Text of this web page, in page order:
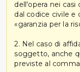
dell'opera nei
dal codice civile e
«garanzia per la
2. Nel caso di
soggetto, anche
previste al comma